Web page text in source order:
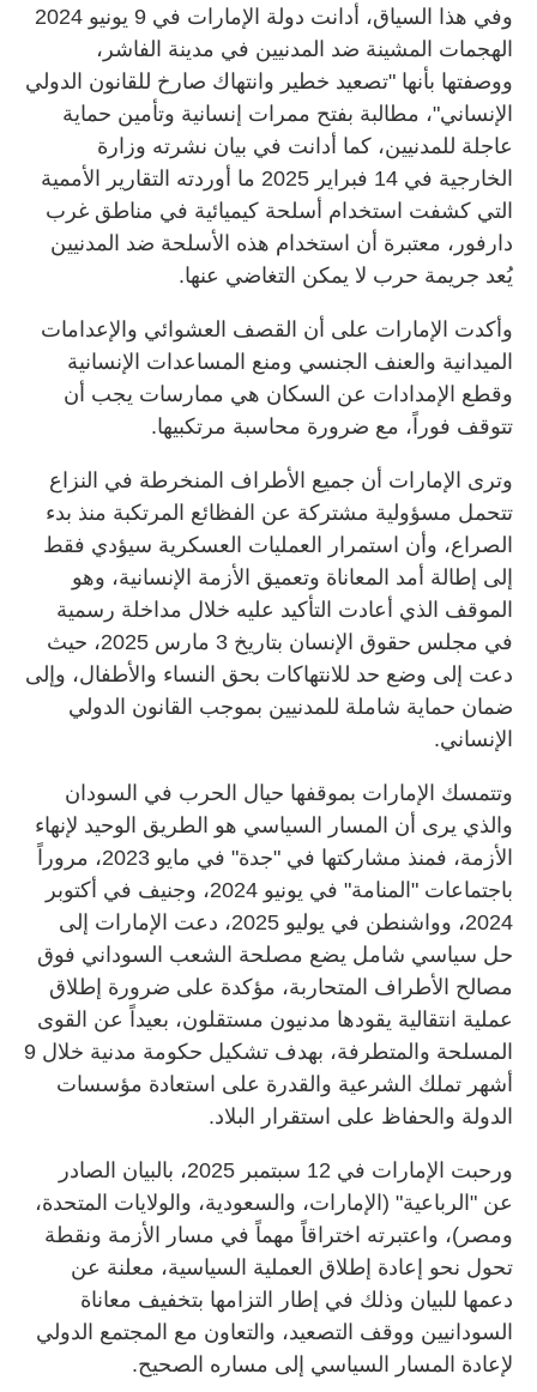
وفي هذا السياق، أدانت دولة الإمارات في 9 يونيو 2024
الهجمات المشينة ضد المدنيين في مدينة الفاشر،
ووصفتها بأنها "تصعيد خطير وانتهاك صارخ للقانون الدولي
الإنساني"، مطالبة بفتح ممرات إنسانية وتأمين حماية
عاجلة للمدنيين، كما أدانت في بيان نشرته وزارة
الخارجية في 14 فبراير 2025 ما أوردته التقارير الأممية
التي كشفت استخدام أسلحة كيميائية في مناطق غرب
دارفور، معتبرة أن استخدام هذه الأسلحة ضد المدنيين
يُعد جريمة حرب لا يمكن التغاضي عنها.
وأكدت الإمارات على أن القصف العشوائي والإعدامات
الميدانية والعنف الجنسي ومنع المساعدات الإنسانية
وقطع الإمدادات عن السكان هي ممارسات يجب أن
تتوقف فوراً، مع ضرورة محاسبة مرتكبيها.
وترى الإمارات أن جميع الأطراف المنخرطة في النزاع
تتحمل مسؤولية مشتركة عن الفظائع المرتكبة منذ بدء
الصراع، وأن استمرار العمليات العسكرية سيؤدي فقط
إلى إطالة أمد المعاناة وتعميق الأزمة الإنسانية، وهو
الموقف الذي أعادت التأكيد عليه خلال مداخلة رسمية
في مجلس حقوق الإنسان بتاريخ 3 مارس 2025، حيث
دعت إلى وضع حد للانتهاكات بحق النساء والأطفال، وإلى
ضمان حماية شاملة للمدنيين بموجب القانون الدولي
الإنساني.
وتتمسك الإمارات بموقفها حيال الحرب في السودان
والذي يرى أن المسار السياسي هو الطريق الوحيد لإنهاء
الأزمة، فمنذ مشاركتها في "جدة" في مايو 2023، مروراً
باجتماعات "المنامة" في يونيو 2024، وجنيف في أكتوبر
2024، وواشنطن في يوليو 2025، دعت الإمارات إلى
حل سياسي شامل يضع مصلحة الشعب السوداني فوق
مصالح الأطراف المتحاربة، مؤكدة على ضرورة إطلاق
عملية انتقالية يقودها مدنيون مستقلون، بعيداً عن القوى
المسلحة والمتطرفة، بهدف تشكيل حكومة مدنية خلال 9
أشهر تملك الشرعية والقدرة على استعادة مؤسسات
الدولة والحفاظ على استقرار البلاد.
ورحبت الإمارات في 12 سبتمبر 2025، بالبيان الصادر
عن "الرباعية" (الإمارات، والسعودية، والولايات المتحدة،
ومصر)، واعتبرته اختراقاً مهماً في مسار الأزمة ونقطة
تحول نحو إعادة إطلاق العملية السياسية، معلنة عن
دعمها للبيان وذلك في إطار التزامها بتخفيف معاناة
السودانيين ووقف التصعيد، والتعاون مع المجتمع الدولي
لإعادة المسار السياسي إلى مساره الصحيح.